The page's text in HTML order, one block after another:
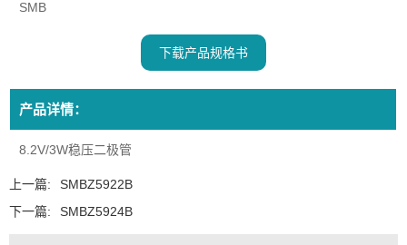
SMB
下载产品规格书
产品详情：
8.2V/3W稳压二极管
上一篇:
SMBZ5922B
下一篇:
SMBZ5924B